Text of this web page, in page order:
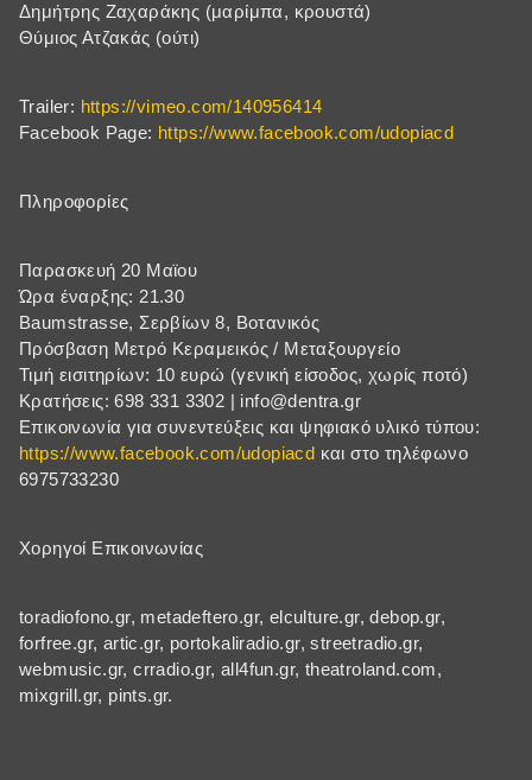
Δημήτρης Ζαχαράκης (μαρίμπα, κρουστά)
Θύμιος Ατζακάς (ούτι)
Trailer: https://vimeo.com/140956414
Facebook Page: https://www.facebook.com/udopiacd
Πληροφορίες
Παρασκευή 20 Μαϊου
Ώρα έναρξης: 21.30
Baumstrasse, Σερβίων 8, Βοτανικός
Πρόσβαση Μετρό Κεραμεικός / Μεταξουργείο
Τιμή εισιτηρίων: 10 ευρώ (γενική είσοδος, χωρίς ποτό)
Κρατήσεις: 698 331 3302 | info@dentra.gr
Eπικοινωνία για συνεντεύξεις και ψηφιακό υλικό τύπου:
https://www.facebook.com/udopiacd και στο τηλέφωνο
6975733230
Xoρηγοί Επικοινωνίας
toradiofono.gr, metadeftero.gr, elculture.gr, debop.gr,
forfree.gr, artic.gr, portokaliradio.gr, streetradio.gr,
webmusic.gr, crradio.gr, all4fun.gr, theatroland.com,
mixgrill.gr, pints.gr.